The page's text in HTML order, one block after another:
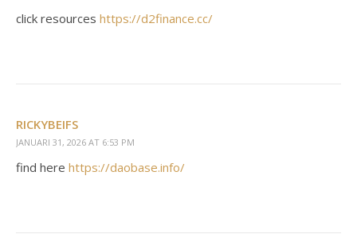
click resources https://d2finance.cc/
RICKYBEIFS
JANUARI 31, 2026 AT 6:53 PM
find here https://daobase.info/